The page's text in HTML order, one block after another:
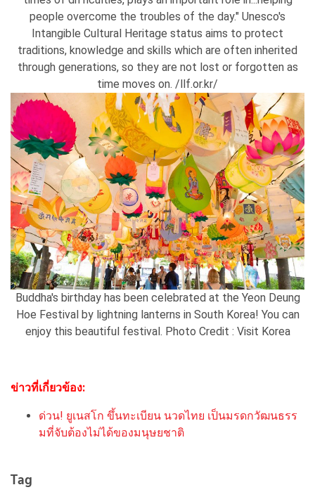
people overcome the troubles of the day." Unesco's
Intangible Cultural Heritage status aims to protect
traditions, knowledge and skills which are often inherited
through generations, so they are not lost or forgotten as
time moves on. /llf.or.kr/
Buddha's birthday has been celebrated at the Yeon Deung
Hoe Festival by lightning lanterns in South Korea! You can
enjoy this beautiful festival. Photo Credit : Visit Korea
ข่าวที่เกี่ยวข้อง:
ด่วน! ยูเนสโก ขึ้นทะเบียน นวดไทย เป็นมรดกวัฒนธรร
มที่จับต้องไม่ได้ของมนุษยชาติ
Tag